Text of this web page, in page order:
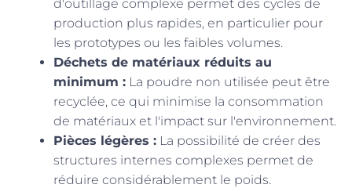
d'outillage complexe permet des cycles de
production plus rapides, en particulier pour
les prototypes ou les faibles volumes.
Déchets de matériaux réduits au
minimum : La poudre non utilisée peut être
recyclée, ce qui minimise la consommation
de matériaux et l'impact sur l'environnement.
Pièces légères : La possibilité de créer des
structures internes complexes permet de
réduire considérablement le poids.